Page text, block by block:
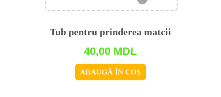
Tub pentru prinderea matcii
40,00 MDL
ADAUGĂ ÎN COȘ